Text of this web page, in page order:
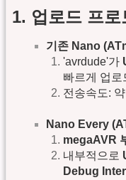
1. 업로드 프로
기존 Nano
'avrdude'가
빠르게 업로
전송속도: 약
Nano Every
megaAVR
내부적으로
Debug